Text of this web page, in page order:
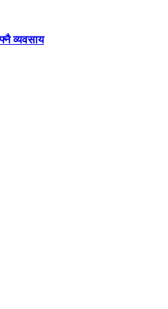
व्यवसाय